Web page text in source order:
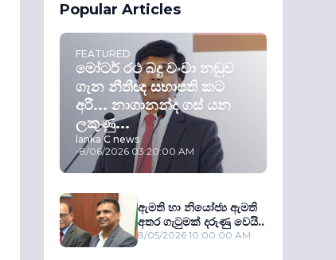
Popular Articles
FEATURED
මෝටර් රථ බදු වංචා නඩුව
ගැන නීතීඥ සභාපති කට
අරී... නාගානන්ද ගස් යන
ලකුණු...
lanka C news
-8/06/2026 03:20:00 AM
ඇමති හා නියෝජ්‍ය ඇමති
අතර ගැටුමක් දරුණු වෙයි..
8/05/2026 10:00:00 AM